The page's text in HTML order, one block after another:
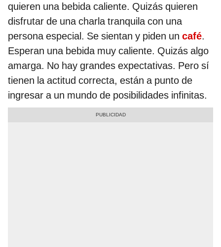
quieren una bebida caliente. Quizás quieren
disfrutar de una charla tranquila con una
persona especial. Se sientan y piden un café.
Esperan una bebida muy caliente. Quizás algo
amarga. No hay grandes expectativas. Pero sí
tienen la actitud correcta, están a punto de
ingresar a un mundo de posibilidades infinitas.